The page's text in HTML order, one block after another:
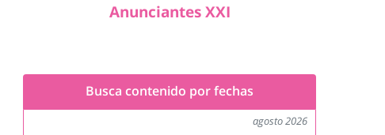
Anunciantes XXI
Busca contenido por fechas
agosto 2026